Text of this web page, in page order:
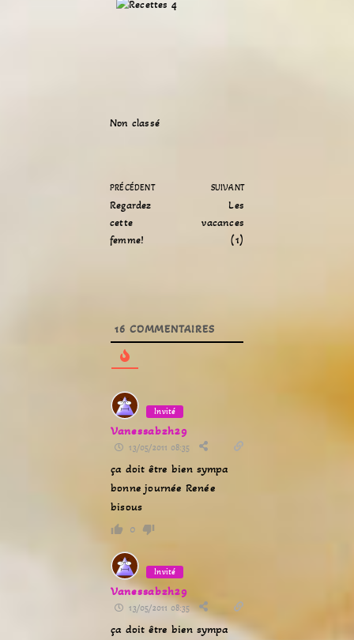
Non classé
PRÉCÉDENT
Regardez
cette
femme!
SUIVANT
Les
vacances
(1)
16 COMMENTAIRES
Invité
Vanessabzh29
13/05/2011 08:35
ça doit être bien sympa
bonne journée Renée
bisous
0
Invité
Vanessabzh29
13/05/2011 08:35
ça doit être bien sympa